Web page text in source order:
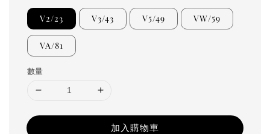
V2/23 V3/43 V5/49 VW/59
VA/81
數量
加入購物車